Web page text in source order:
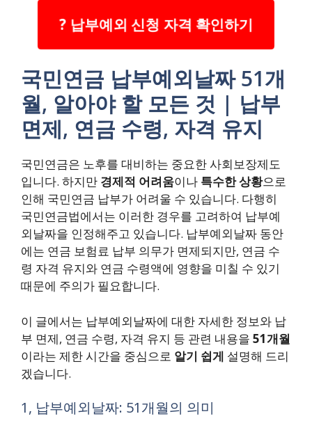
? 납부예외 신청 자격 확인하기
국민연금 납부예외날짜 51개
월, 알아야 할 모든 것 | 납부
면제, 연금 수령, 자격 유지
국민연금은 노후를 대비하는 중요한 사회보장제도
입니다. 하지만 경제적 어려움이나 특수한 상황으로
인해 국민연금 납부가 어려울 수 있습니다. 다행히
국민연금법에서는 이러한 경우를 고려하여 납부예
외날짜을 인정해주고 있습니다. 납부예외날짜 동안
에는 연금 보험료 납부 의무가 면제되지만, 연금 수
령 자격 유지와 연금 수령액에 영향을 미칠 수 있기
때문에 주의가 필요합니다.
이 글에서는 납부예외날짜에 대한 자세한 정보와 납
부 면제, 연금 수령, 자격 유지 등 관련 내용을 51개월
이라는 제한 시간을 중심으로 알기 쉽게 설명해 드리
겠습니다.
1, 납부예외날짜: 51개월의 의미